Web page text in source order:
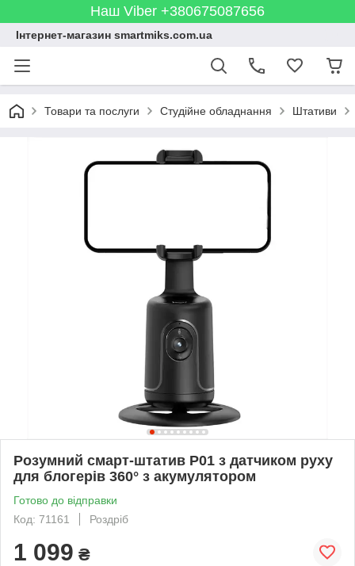
Наш Viber +380675087656
Інтернет-магазин smartmiks.com.ua
Товари та послуги Студійне обладнання Штативи
Розумний смарт-штатив P01 з датчиком руху
для блогерів 360° з акумулятором
Готово до відправки
Код: 71161
Роздріб
1 099 ₴